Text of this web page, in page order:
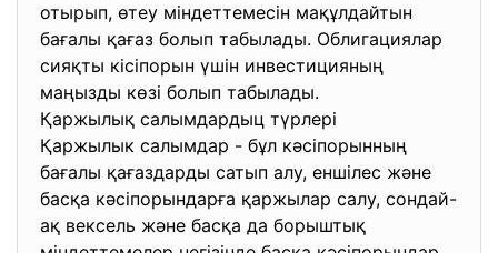
отырып, өтеу міндеттемесін мақұлдайтын
бағалы қағаз болып табылады. Облигациялар
сияқты кісіпорын үшін инвестицияның
маңызды көзі болып табылады.
Қаржылық салымдардыц түрлері
Қаржылык салымдар - бұл кәсіпорынның
бағалы қағаздарды сатып алу, еншілес және
басқа кәсіпорындарға қаржылар салу, сондай-
ақ вексель және басқа да борыштық